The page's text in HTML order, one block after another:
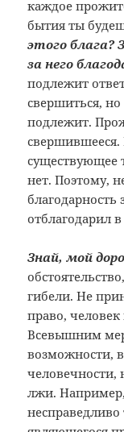
каждое
бытия ты
этого блага?
за него
подлежит
свершиться,
подлежит.
свершившееся.
существующее
нет. Поэтому,
благодарность
отблагодарил
Знай, мой
гибели. Не
право,
Всевышним
возможности,
человечности,
лжи.
несправедливо